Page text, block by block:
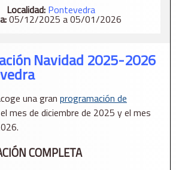
Localidad: Pontevedra
05/12/2025 a 05/01/2026
Navidad 2025-2026
una gran programación de
mes de diciembre de 2025 y el mes
COMPLETA